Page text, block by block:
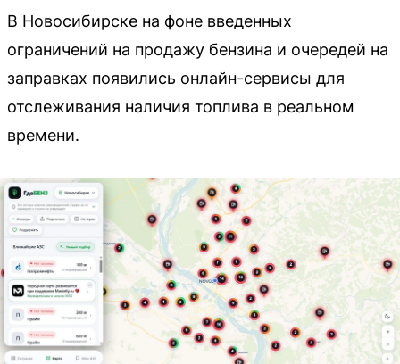
В Новосибирске на фоне введенных
ограничений на продажу бензина и очередей на
заправках появились онлайн-сервисы для
отслеживания наличия топлива в реальном
времени.